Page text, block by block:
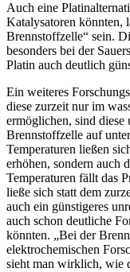
Auch eine
Katalysatoren könnten,
Brennstoffzelle“ sein.
besonders bei der
Platin auch deutlich
Ein weiteres
diese zurzeit nur im
ermöglichen, sind diese
Brennstoffzelle auf
Temperaturen ließen
erhöhen, sondern auch
Temperaturen fällt das
ließe sich statt dem
auch ein günstigeres
auch schon deutliche
könnten. „Bei der
elektro­chemischen
sieht man wirklich, wie